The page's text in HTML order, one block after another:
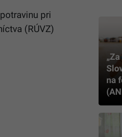
pri
(RÚVZ)
na